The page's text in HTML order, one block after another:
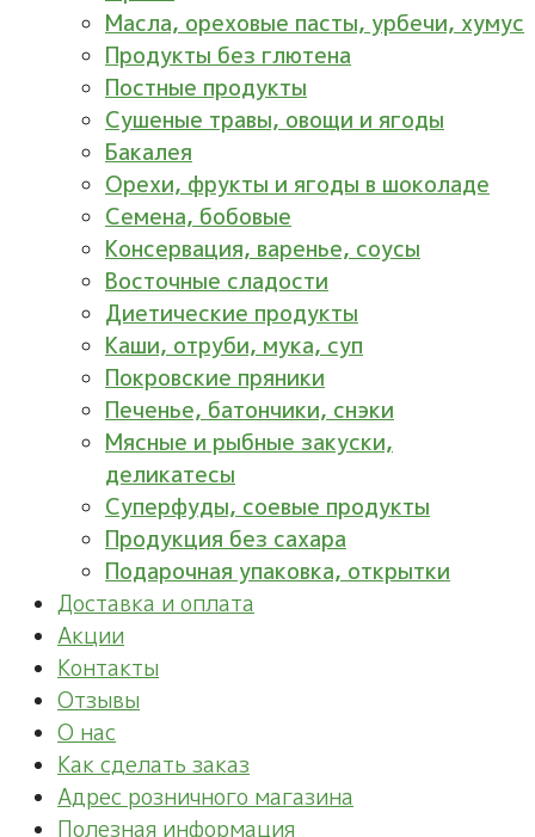
Масла, ореховые пасты, урбечи, хумус
Продукты без глютена
Постные продукты
Сушеные травы, овощи и ягоды
Бакалея
Орехи, фрукты и ягоды в шоколаде
Семена, бобовые
Консервация, варенье, соусы
Восточные сладости
Диетические продукты
Каши, отруби, мука, суп
Покровские пряники
Печенье, батончики, снэки
Мясные и рыбные закуски,
деликатесы
Суперфуды, соевые продукты
Продукция без сахара
Подарочная упаковка, открытки
Доставка и оплата
Акции
Контакты
Отзывы
О нас
Как сделать заказ
Адрес розничного магазина
Полезная информация